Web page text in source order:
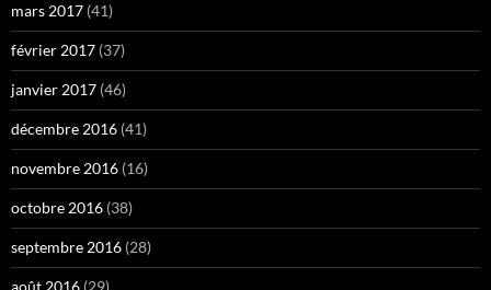
mars 2017 (41)
février 2017 (37)
janvier 2017 (46)
décembre 2016 (41)
novembre 2016 (16)
octobre 2016 (38)
septembre 2016 (28)
août 2016 (29)